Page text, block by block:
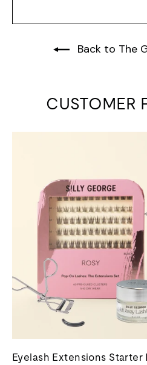
Back to The
CUSTOMER
Eyelash Extensions Starter